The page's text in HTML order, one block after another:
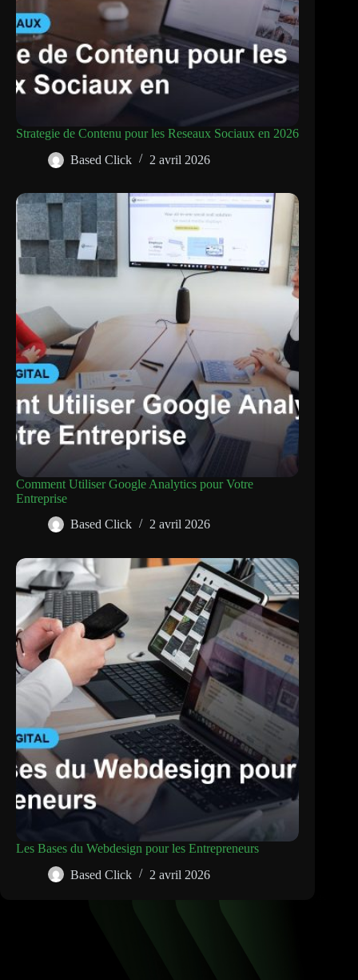
Strategie de Contenu pour les Reseaux Sociaux en 2026
Based Click
2 avril 2026
Comment Utiliser Google Analytics pour Votre
Entreprise
Based Click
2 avril 2026
Les Bases du Webdesign pour les Entrepreneurs
Based Click
2 avril 2026